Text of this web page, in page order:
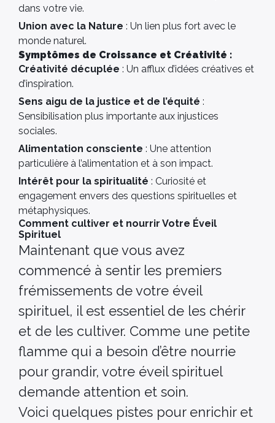
dans votre vie.
Union avec la Nature : Un lien plus fort avec le
monde naturel.
Symptômes de Croissance et Créativité :
Créativité décuplée : Un afflux d’idées créatives et
d’inspiration.
Sens aigu de la justice et de l’équité :
Sensibilisation plus importante aux injustices
sociales.
Alimentation consciente : Une attention
particulière à l’alimentation et à son impact.
Intérêt pour la spiritualité : Curiosité et
engagement envers des questions spirituelles et
métaphysiques.
Comment cultiver et nourrir Votre Éveil
Spirituel
Maintenant que vous avez
commencé à sentir les premiers
frémissements de votre éveil
spirituel, il est essentiel de les chérir
et de les cultiver. Comme une petite
flamme qui a besoin d’être nourrie
pour grandir, votre éveil spirituel
demande attention et soin.
Voici quelques pistes pour enrichir et